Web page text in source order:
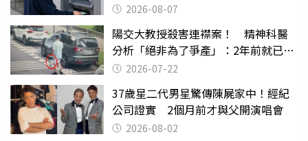
2026-08-07
陽交大教授殺害連襟案！ 精神科醫
分析「絕非為了爭產」：2年前就已言
行詭異
2026-07-22
37歲星二代男星驚傳陳屍家中！經紀
公司證實 2個月前才與父開演唱會
2026-08-02